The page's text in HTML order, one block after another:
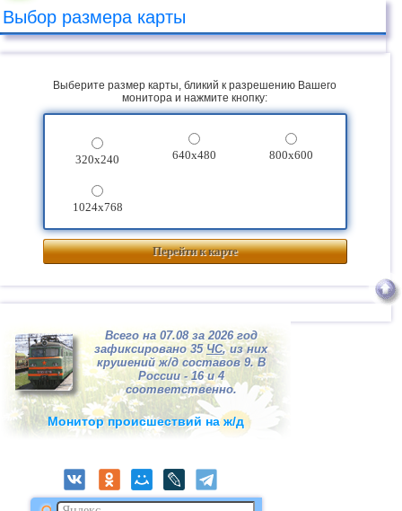
Выбор размера карты
Выберите размер карты, бликий к разрешению Вашего
монитора и нажмите кнопку:
320x240 640x480 800x600
1024x768
Перейти к карте
Всего на 07.08 за 2026 год
зафиксировано 35ЧС, из них
крушений ж/д составов 9. В
России - 16 и 4
соответственно.
Монитор происшествий на ж/д